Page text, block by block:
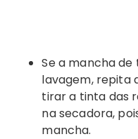
Se a mancha
lavagem, repita
tirar a tinta das
na secadora,
mancha.